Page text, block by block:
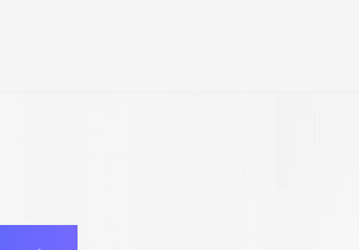
DEPLOYMENT OF RDAP: please visit
information/rdap <<<